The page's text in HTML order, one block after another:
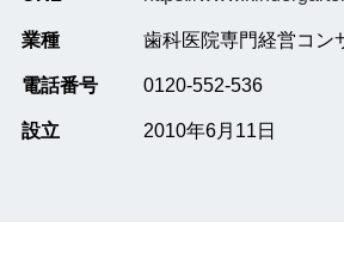
業種 歯科医院専門経営コン
電話番号 0120-552-536
設立 2010年6月11日